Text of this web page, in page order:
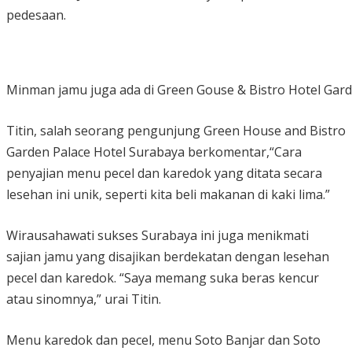
pedesaan.
Minman jamu juga ada di Green Gouse & Bistro Hotel
Titin, salah seorang pengunjung Green House and Bistro
Garden Palace Hotel Surabaya berkomentar,“Cara
penyajian menu pecel dan karedok yang ditata secara
lesehan ini unik, seperti kita beli makanan di kaki lima.”
Wirausahawati sukses Surabaya ini juga menikmati
sajian jamu yang disajikan berdekatan dengan lesehan
pecel dan karedok. “Saya memang suka beras kencur
atau sinomnya,” urai Titin.
Menu karedok dan pecel, menu Soto Banjar dan Soto